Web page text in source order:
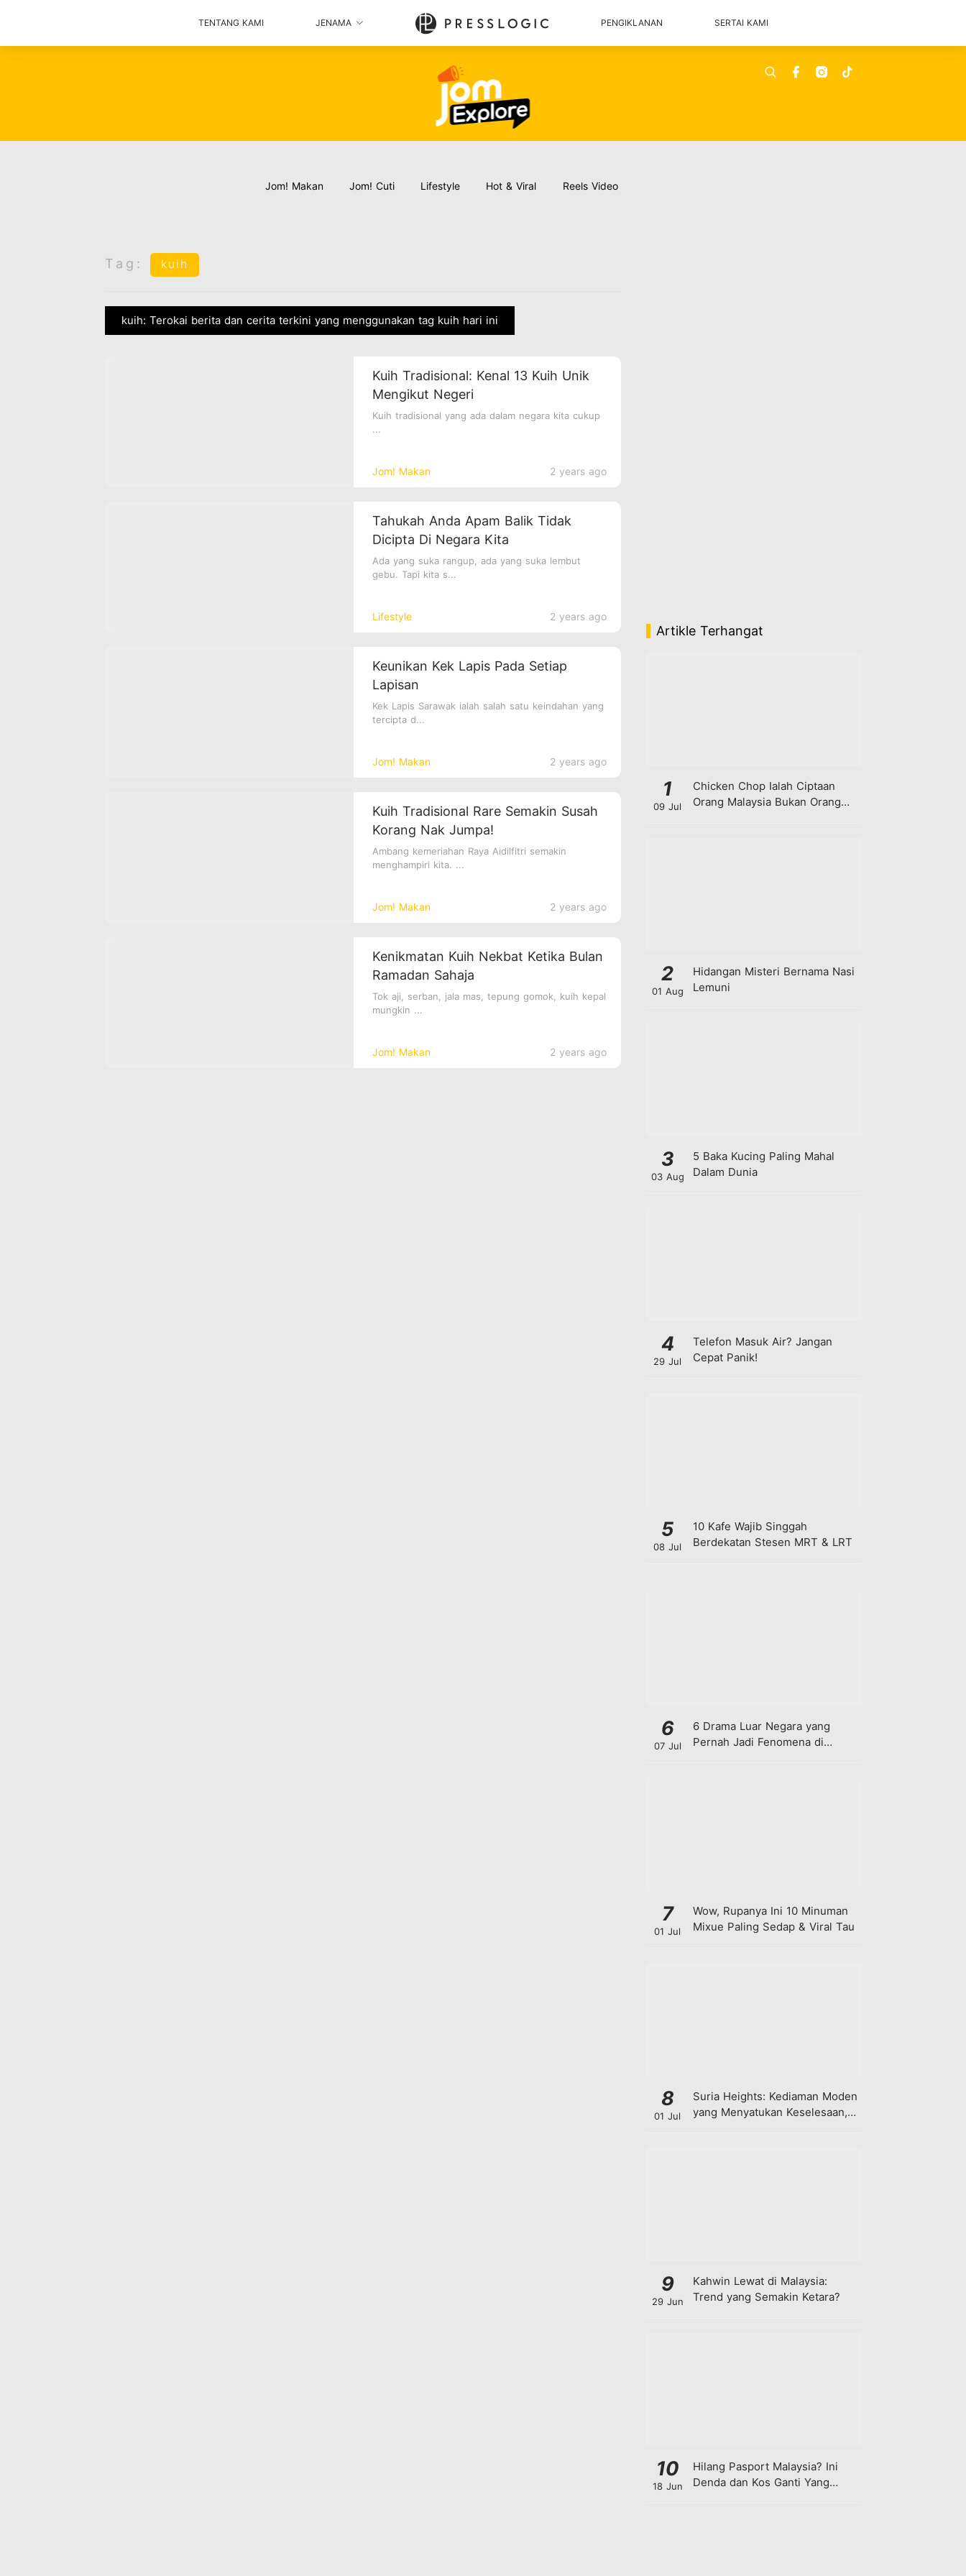
TENTANG KAMI JENAMA PENGIKLANAN SERTAI KAMI
Jom! Makan Jom! Cuti Lifestyle Hot & Viral Reels Video
Tag: kuih
kuih: Terokai berita dan cerita terkini yang menggunakan tag kuih hari ini
Jom! Makan 2 years ago
Kuih Tradisional: Kenal 13 Kuih Unik
Mengikut Negeri
Kuih tradisional yang ada dalam negara kita cukup
...
Lifestyle 2 years ago
Tahukah Anda Apam Balik Tidak
Dicipta Di Negara Kita
Ada yang suka rangup, ada yang suka lembut
gebu. Tapi kita s...
Jom! Makan 2 years ago
Keunikan Kek Lapis Pada Setiap
Lapisan
Kek Lapis Sarawak ialah salah satu keindahan yang
tercipta d...
Jom! Makan 2 years ago
Kuih Tradisional Rare Semakin Susah
Korang Nak Jumpa!
Ambang kemeriahan Raya Aidilfitri semakin
menghampiri kita. ...
Jom! Makan 2 years ago
Kenikmatan Kuih Nekbat Ketika Bulan
Ramadan Sahaja
Tok aji, serban, jala mas, tepung gomok, kuih kepal
mungkin ...
Artikle Terhangat
1
09 Jul
Chicken Chop Ialah Ciptaan
Orang Malaysia Bukan Orang
2
01 Aug
Hidangan Misteri Bernama Nasi
Lemuni
3
03 Aug
5 Baka Kucing Paling Mahal
Dalam Dunia
4
29 Jul
Telefon Masuk Air? Jangan
Cepat Panik!
5
08 Jul
10 Kafe Wajib Singgah
Berdekatan Stesen MRT & LRT
6
07 Jul
6 Drama Luar Negara yang
Pernah Jadi Fenomena di
7
01 Jul
Wow, Rupanya Ini 10 Minuman
Mixue Paling Sedap & Viral Tau
8
01 Jul
Suria Heights: Kediaman Moden
yang Menyatukan Keselesaan,
9
29 Jun
Kahwin Lewat di Malaysia:
Trend yang Semakin Ketara?
10
18 Jun
Hilang Pasport Malaysia? Ini
Denda dan Kos Ganti Yang